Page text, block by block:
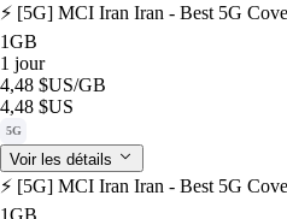
⚡️ [5G] MCI Iran Iran - Best 5G
1GB
1 jour
4,48 $US/GB
4,48 $US
5G
Voir les détails
⚡️ [5G] MCI Iran Iran - Best 5G
1GB